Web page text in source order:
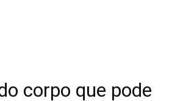
corpo que pode